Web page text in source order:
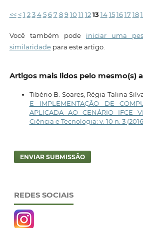
<< < 1 2 3 4 5 6 7 8 9 10 11 12 13 14 15 16 17 18
Você também pode iniciar uma
similaridadepara este artigo.
Artigos mais lidos pelo mesmo(s)
Tibério B. Soares, Régia Talina
E IMPLEMENTAÇÃO DE
APLICADA AO CENÁRIO IFCE
Ciência e Tecnologia: v. 10 n. 3
ENVIAR SUBMISSÃO
REDES SOCIAIS